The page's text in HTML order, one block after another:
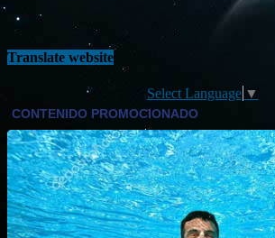
Translate website
Select Language ▼